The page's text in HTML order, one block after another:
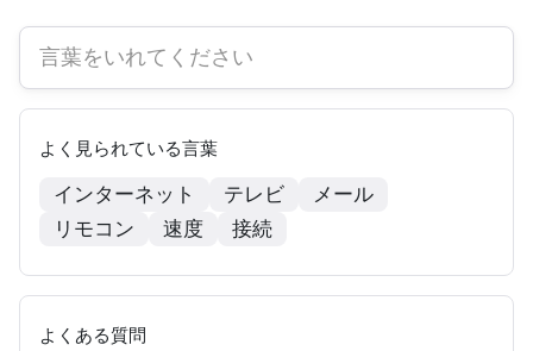
よくある質問
よく見られている言葉
インターネット テレビ
メール
リモコン
速度 接続